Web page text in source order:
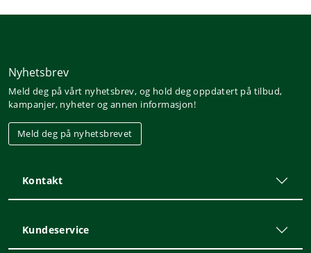
Nyhetsbrev
Meld deg på vårt nyhetsbrev, og hold deg oppdatert på tilbud,
kampanjer, nyheter og annen informasjon!
Meld deg på nyhetsbrevet
Kontakt
Kundeservice